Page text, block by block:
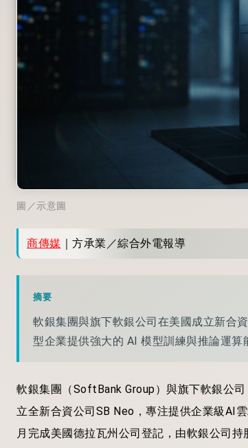
圖／示意圖
商傳媒 ｜方承業／綜合外電報導
摘要
軟銀集團與旗下軟銀公司在美國成立新合
型企業提供強大的 AI 模型訓練與推論運算
軟銀集團（SoftBank Group）與旗下軟銀公
立全新合資公司SB Neo，專注提供企業級AI
月完成美國德拉瓦州公司登記，由軟銀公司